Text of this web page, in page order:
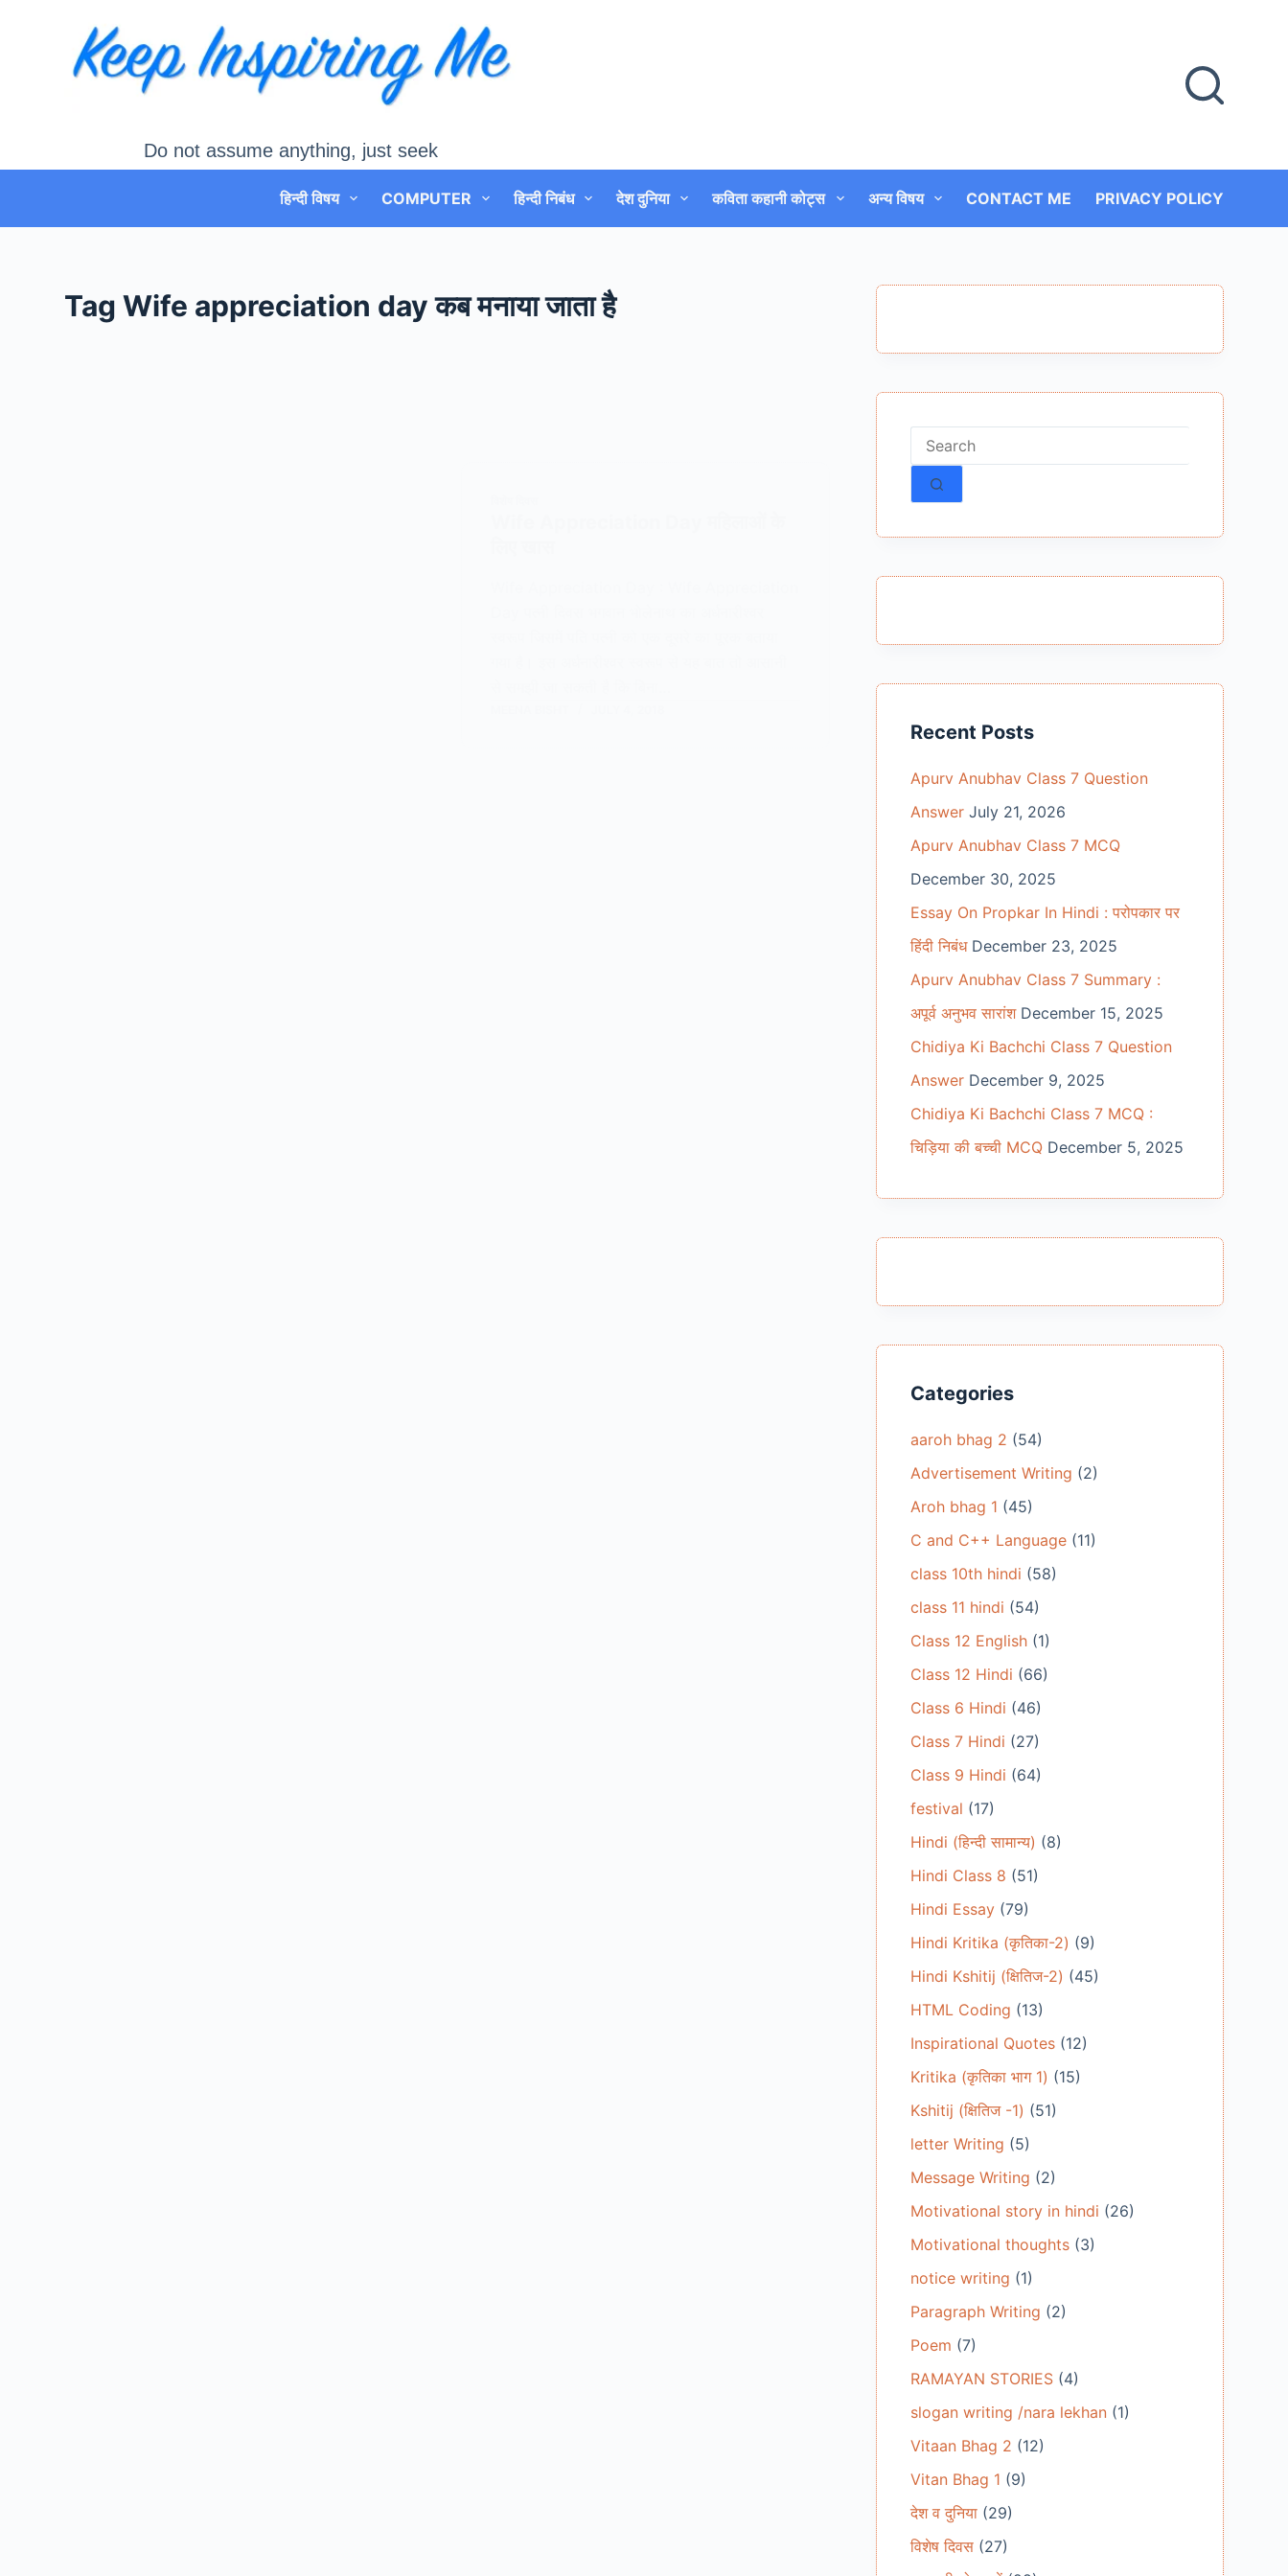
Do not assume anything, just seek
हिन्दी विषय COMPUTER हिन्दी निबंध देश दुनिया कविता कहानी कोट्स अन्य विषय CONTACT ME PRIVACY POLICY
Tag Wife appreciation day कब मनाया जाता है
No
results
Recent Posts
Apurv Anubhav Class 7 Question
Answer July 21, 2026
Apurv Anubhav Class 7 MCQ
December 30, 2025
Essay On Propkar In Hindi : परोपकार पर
हिंदी निबंध December 23, 2025
Apurv Anubhav Class 7 Summary :
अपूर्व अनुभव सारांश December 15, 2025
Chidiya Ki Bachchi Class 7 Question
Answer December 9, 2025
Chidiya Ki Bachchi Class 7 MCQ :
चिड़िया की बच्ची MCQ December 5, 2025
Categories
aaroh bhag 2 (54)
Advertisement Writing (2)
Aroh bhag 1 (45)
C and C++ Language(11)
class 10th hindi (58)
class 11 hindi (54)
Class 12 English(1)
Class 12 Hindi (66)
Class 6 Hindi (46)
Class 7 Hindi (27)
Class 9 Hindi (64)
festival (17)
Hindi (हिन्दी सामान्य) (8)
Hindi Class 8 (51)
Hindi Essay(79)
Hindi Kritika (कृतिका-2) (9)
Hindi Kshitij (क्षितिज-2) (45)
HTML Coding (13)
Inspirational Quotes(12)
Kritika (कृतिका भाग 1) (15)
Kshitij (क्षितिज -1) (51)
letter Writing (5)
Message Writing (2)
Motivational story in hindi (26)
Motivational thoughts(3)
notice writing (1)
Paragraph Writing (2)
Poem (7)
RAMAYAN STORIES(4)
slogan writing /nara lekhan(1)
Vitaan Bhag 2 (12)
Vitan Bhag 1 (9)
देश व दुनिया(29)
विशेष दिवस(27)